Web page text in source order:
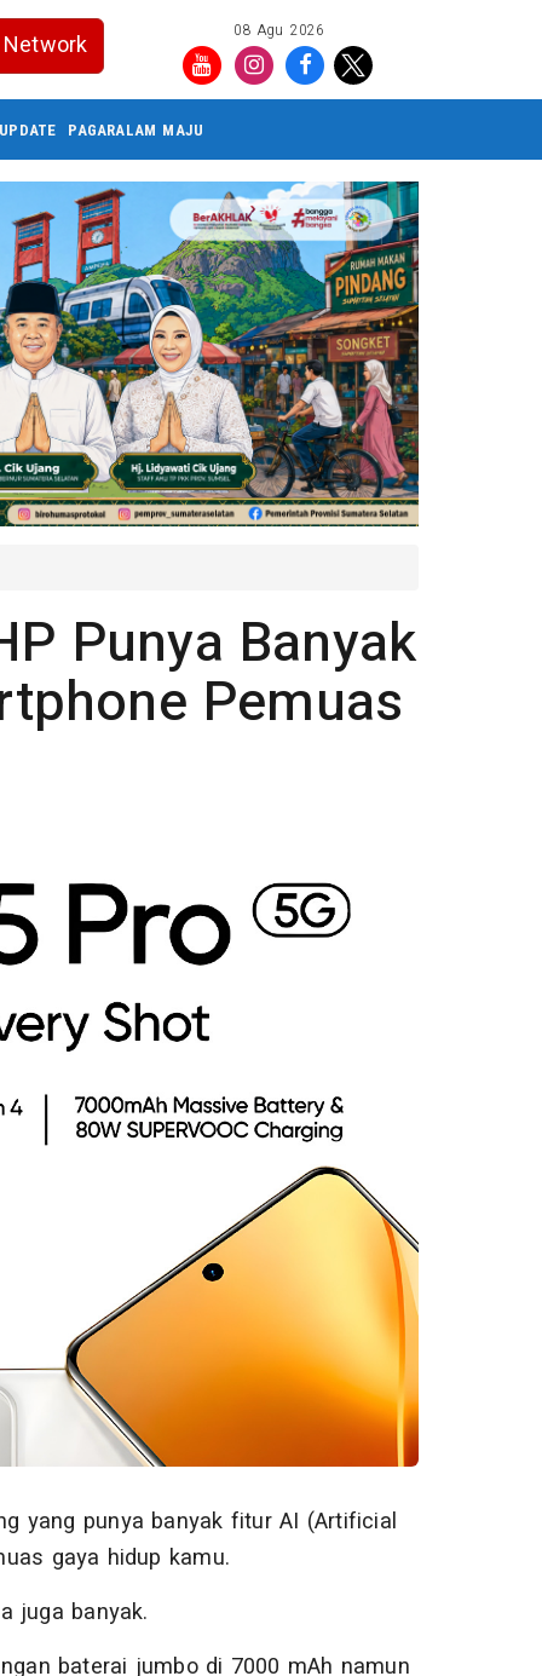
Network 08 Agu 2026
PAGARALAM MAJU
Punya Banyak
Pemuas
yang punya banyak fitur AI (Artificial
gaya hidup kamu.
juga banyak.
baterai jumbo di 7000 mAh namun